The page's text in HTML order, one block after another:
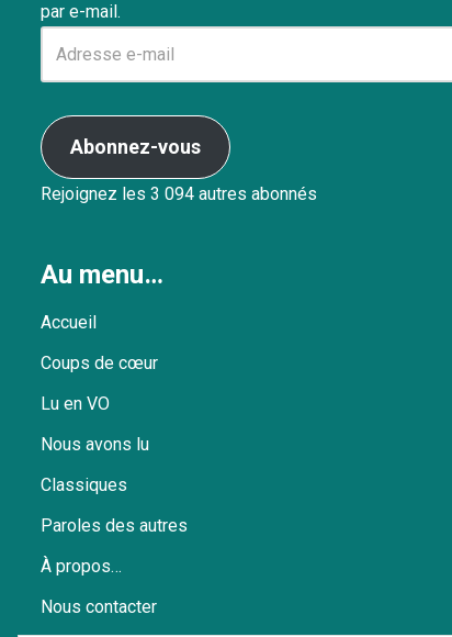
par e-mail.
Abonnez-vous
Rejoignez les 3 094 autres abonnés
Au menu…
Accueil
Coups de cœur
Lu en VO
Nous avons lu
Classiques
Paroles des autres
À propos…
Nous contacter